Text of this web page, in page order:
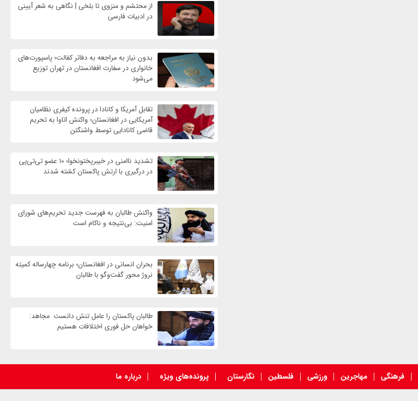
از محتشم و منزوی تا بلخی | نگاهی به شعر آیینی
در ادبیات فارسی
بدون نیاز به مراجعه به دفاتر کفالت؛ پاسپورت‌های
خانواری در سفارت افغانستان در تهران توزیع
می‌شود
تقابل آمریکا و کانادا در پرونده کیفری نظامیان
آمریکایی در افغانستان؛ واکنش اتاوا به تحریم
قاضی کانادایی توسط واشنگتن
تشدید ناامنی در خیبرپختونخوا؛ ۱۰ عضو تی‌تی‌پی
در درگیری با ارتش پاکستان کشته شدند
واكنش طالبان به فهرست جدید تحریم‌های شورای
امنیت: بی‌نتیجه و ناکام است
بحران انسانی در افغانستان؛ برنامه چهار‌ساله کمیته
نروژ محور گفت‌وگو با طالبان
طالبان پاکستان را عامل تنش دانست مجاهد:
خواهان حل فوری اختلافات هستیم
فرهنگی مهاجرین ورزشی فلسطین نگارستان پرونده‌های ویژه درباره ما